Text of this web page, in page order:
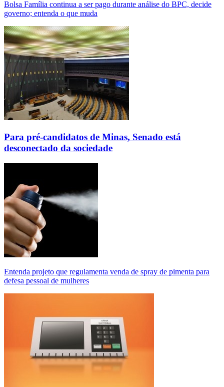
Bolsa Família continua a ser pago durante análise do BPC, decide
governo; entenda o que muda
Para pré-candidatos de Minas, Senado está
desconectado da sociedade
Entenda projeto que regulamenta venda de spray de pimenta para
defesa pessoal de mulheres